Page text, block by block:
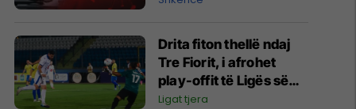
Drita fiton thellë ndaj
Tre Fiorit, i afrohet
play-offit të Ligës së
Konferencës
Ligat tjera